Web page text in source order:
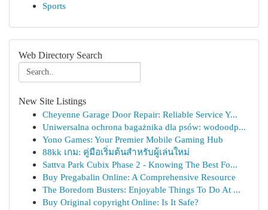
Sports
Web Directory Search
New Site Listings
Cheyenne Garage Door Repair: Reliable Service Y...
Uniwersalna ochrona bagażnika dla psów: wodoodp...
Yono Games: Your Premier Mobile Gaming Hub
88kk เกม: คู่มือเริ่มต้นสำหรับผู้เล่นใหม่
Sattva Park Cubix Phase 2 - Knowing The Best Fo...
Buy Pregabalin Online: A Comprehensive Resource
The Boredom Busters: Enjoyable Things To Do At ...
Buy Original copyright Online: Is It Safe?